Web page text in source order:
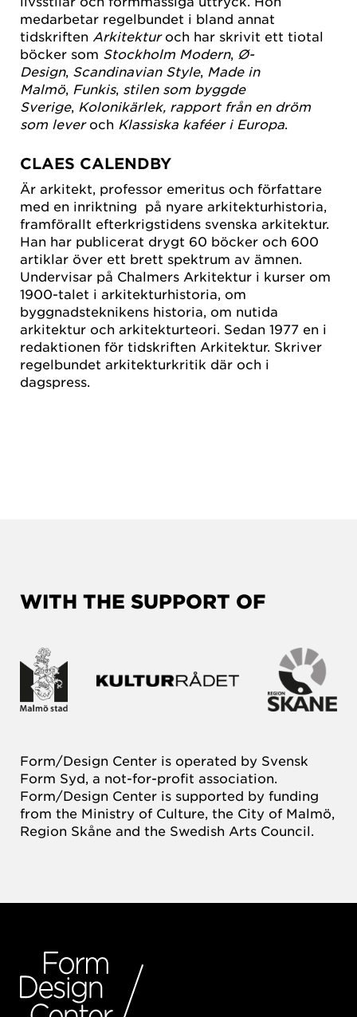
medarbetar regelbundet i bland annat
tidskriften Arkitekturoch har skrivit ett tiotal
böcker som Stockholm Modern, Ø-
Design, Scandinavian Style, Made in
Malmö, Funkis, stilen som byggde
Sverige, Kolonikärlek, rapport från en dröm
som leveroch Klassiska kaféer i Europa.
CLAES CALENDBY
Är arkitekt, professor emeritus och författare
med en inriktning på nyare arkitekturhistoria,
framförallt efterkrigstidens svenska arkitektur.
Han har publicerat drygt 60 böcker och 600
artiklar över ett brett spektrum av ämnen.
Undervisar på Chalmers Arkitektur i kurser om
1900-talet i arkitekturhistoria, om
byggnadsteknikens historia, om nutida
arkitektur och arkitekturteori. Sedan 1977 en i
redaktionen för tidskriften Arkitektur. Skriver
regelbundet arkitekturkritik där och i
dagspress.
WITH THE SUPPORT OF
Form/Design Center is operated by Svensk
Form Syd, a not-for-profit association.
Form/Design Center is supported by funding
from the Ministry of Culture, the City of Malmö,
Region Skåne and the Swedish Arts Council.